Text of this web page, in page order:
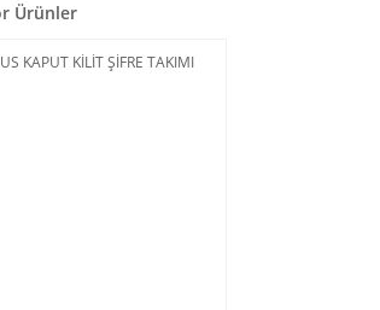
Ürünler